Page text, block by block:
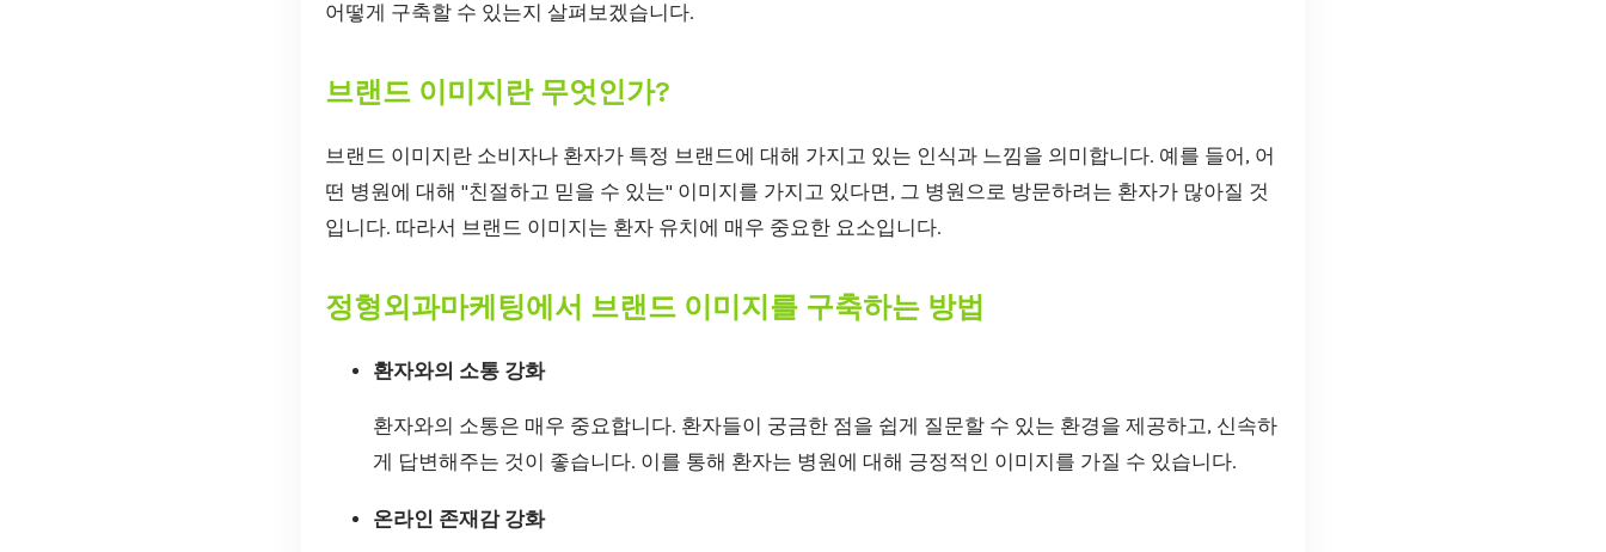
어떻게 구축할 수 있는지 살펴보겠습니다.
브랜드 이미지란 무엇인가?
브랜드 이미지란 소비자나 환자가 특정 브랜드에 대해 가지고 있는 인식과 느낌을 의미합니다. 예를 들어, 어
떤 병원에 대해 "친절하고 믿을 수 있는" 이미지를 가지고 있다면, 그 병원으로 방문하려는 환자가 많아질 것
입니다. 따라서 브랜드 이미지는 환자 유치에 매우 중요한 요소입니다.
정형외과마케팅에서 브랜드 이미지를 구축하는 방법
환자와의 소통 강화
환자와의 소통은 매우 중요합니다. 환자들이 궁금한 점을 쉽게 질문할 수 있는 환경을 제공하고, 신속하
게 답변해주는 것이 좋습니다. 이를 통해 환자는 병원에 대해 긍정적인 이미지를 가질 수 있습니다.
온라인 존재감 강화